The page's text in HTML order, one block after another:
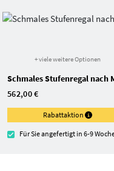
+ viele weitere Optionen
Schmales Stufenregal nach
562,00 €
Rabattaktion
Für Sie angefertigt in 6-9